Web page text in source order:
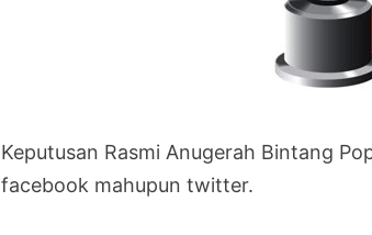
Keputusan Rasmi Anugerah Bintang
facebook mahupun twitter.